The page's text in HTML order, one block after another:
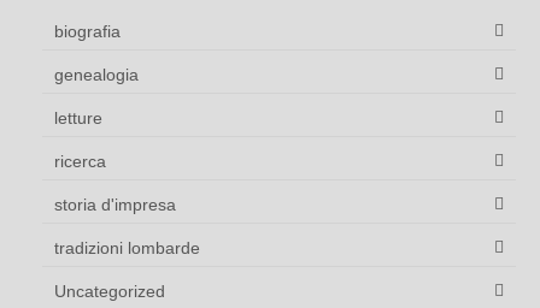
biografia
genealogia
letture
ricerca
storia d'impresa
tradizioni lombarde
Uncategorized